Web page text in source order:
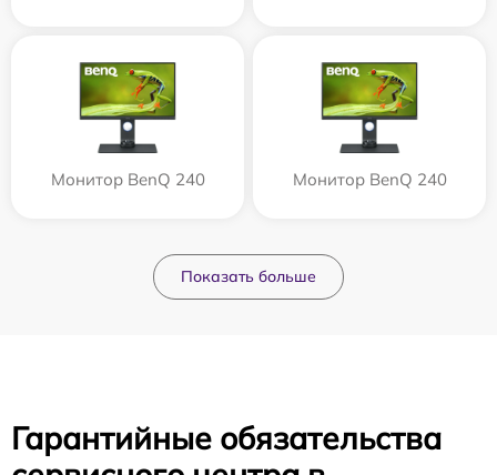
Монитор BenQ 240 Монитор BenQ 240
Показать больше
Гарантийные обязательства